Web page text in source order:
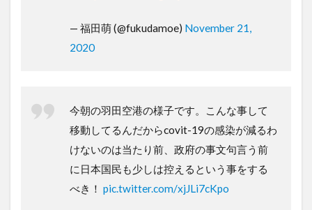
— 福田萌 (@fukudamoe) November 21,
2020
今朝の羽田空港の様子です。こんな事して
移動してるんだからcovit-19の感染が減るわ
けないのは当たり前、政府の事文句言う前
に日本国民も少しは控えるという事をする
べき！ pic.twitter.com/xjJLi7cKpo